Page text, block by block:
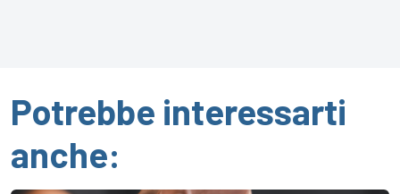
Potrebbe interessarti
anche: